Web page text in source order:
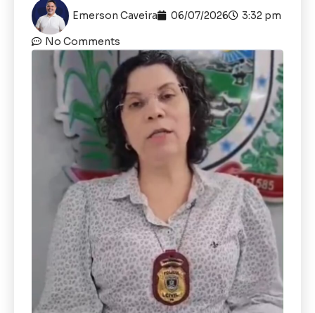
Emerson Caveira 06/07/2026 3:32 pm
No Comments